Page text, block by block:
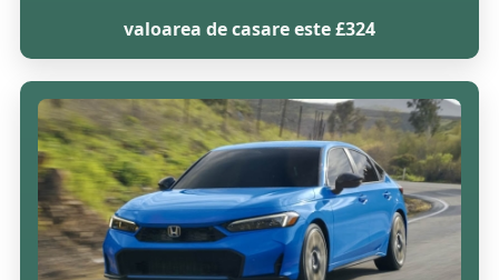
valoarea de casare este £324